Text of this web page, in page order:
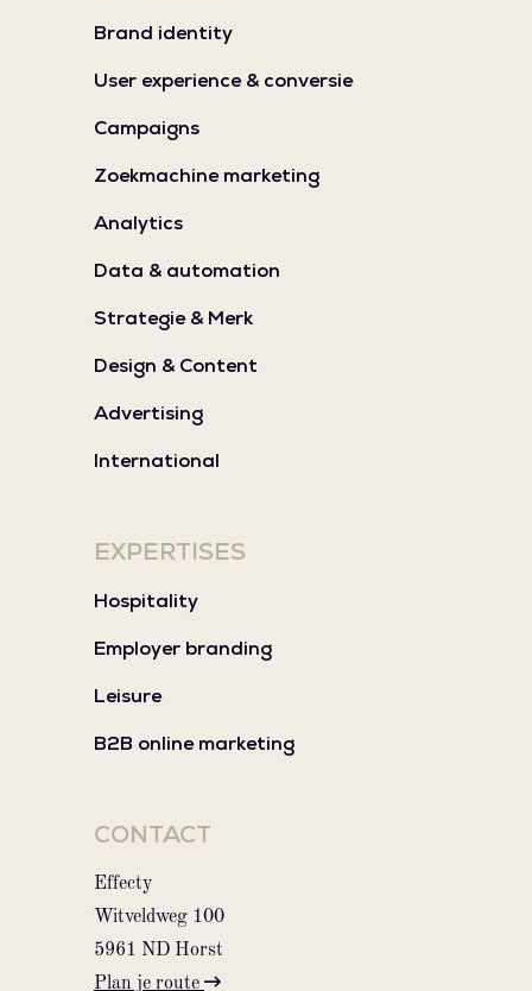
Brand identity
User experience & conversie
Campaigns
Zoekmachine marketing
Analytics
Data & automation
Strategie & Merk
Design & Content
Advertising
International
EXPERTISES
Hospitality
Employer branding
Leisure
B2B online marketing
CONTACT
Effecty
Witveldweg 100
5961 ND Horst
Plan je route